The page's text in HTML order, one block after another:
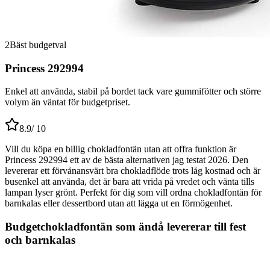
2Bäst budgetval
Princess 292994
Enkel att använda, stabil på bordet tack vare gummifötter och större
volym än väntat för budgetpriset.
8.9/ 10
Vill du köpa en billig chokladfontän utan att offra funktion är
Princess 292994 ett av de bästa alternativen jag testat 2026. Den
levererar ett förvånansvärt bra chokladflöde trots låg kostnad och är
busenkel att använda, det är bara att vrida på vredet och vänta tills
lampan lyser grönt. Perfekt för dig som vill ordna chokladfontän för
barnkalas eller dessertbord utan att lägga ut en förmögenhet.
Budgetchokladfontän som ändå levererar till fest
och barnkalas